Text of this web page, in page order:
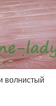
волнистый